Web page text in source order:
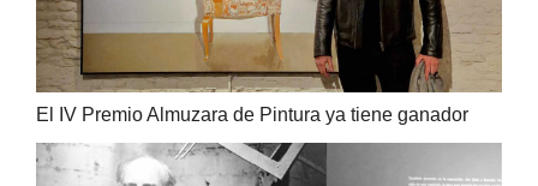
El IV Premio Almuzara de Pintura ya tiene ganador